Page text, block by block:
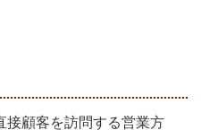
接顧客を訪問する営業方